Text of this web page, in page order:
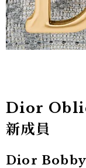
Dior
新成員
Dior Bobby